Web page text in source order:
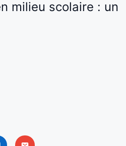
milieu scolaire : un